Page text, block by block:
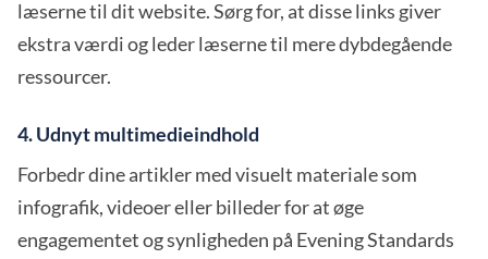
læserne til dit website. Sørg for, at disse links giver
ekstra værdi og leder læserne til mere dybdegående
ressourcer.
4. Udnyt multimedieindhold
Forbedr dine artikler med visuelt materiale som
infografik, videoer eller billeder for at øge
engagementet og synligheden på Evening Standards